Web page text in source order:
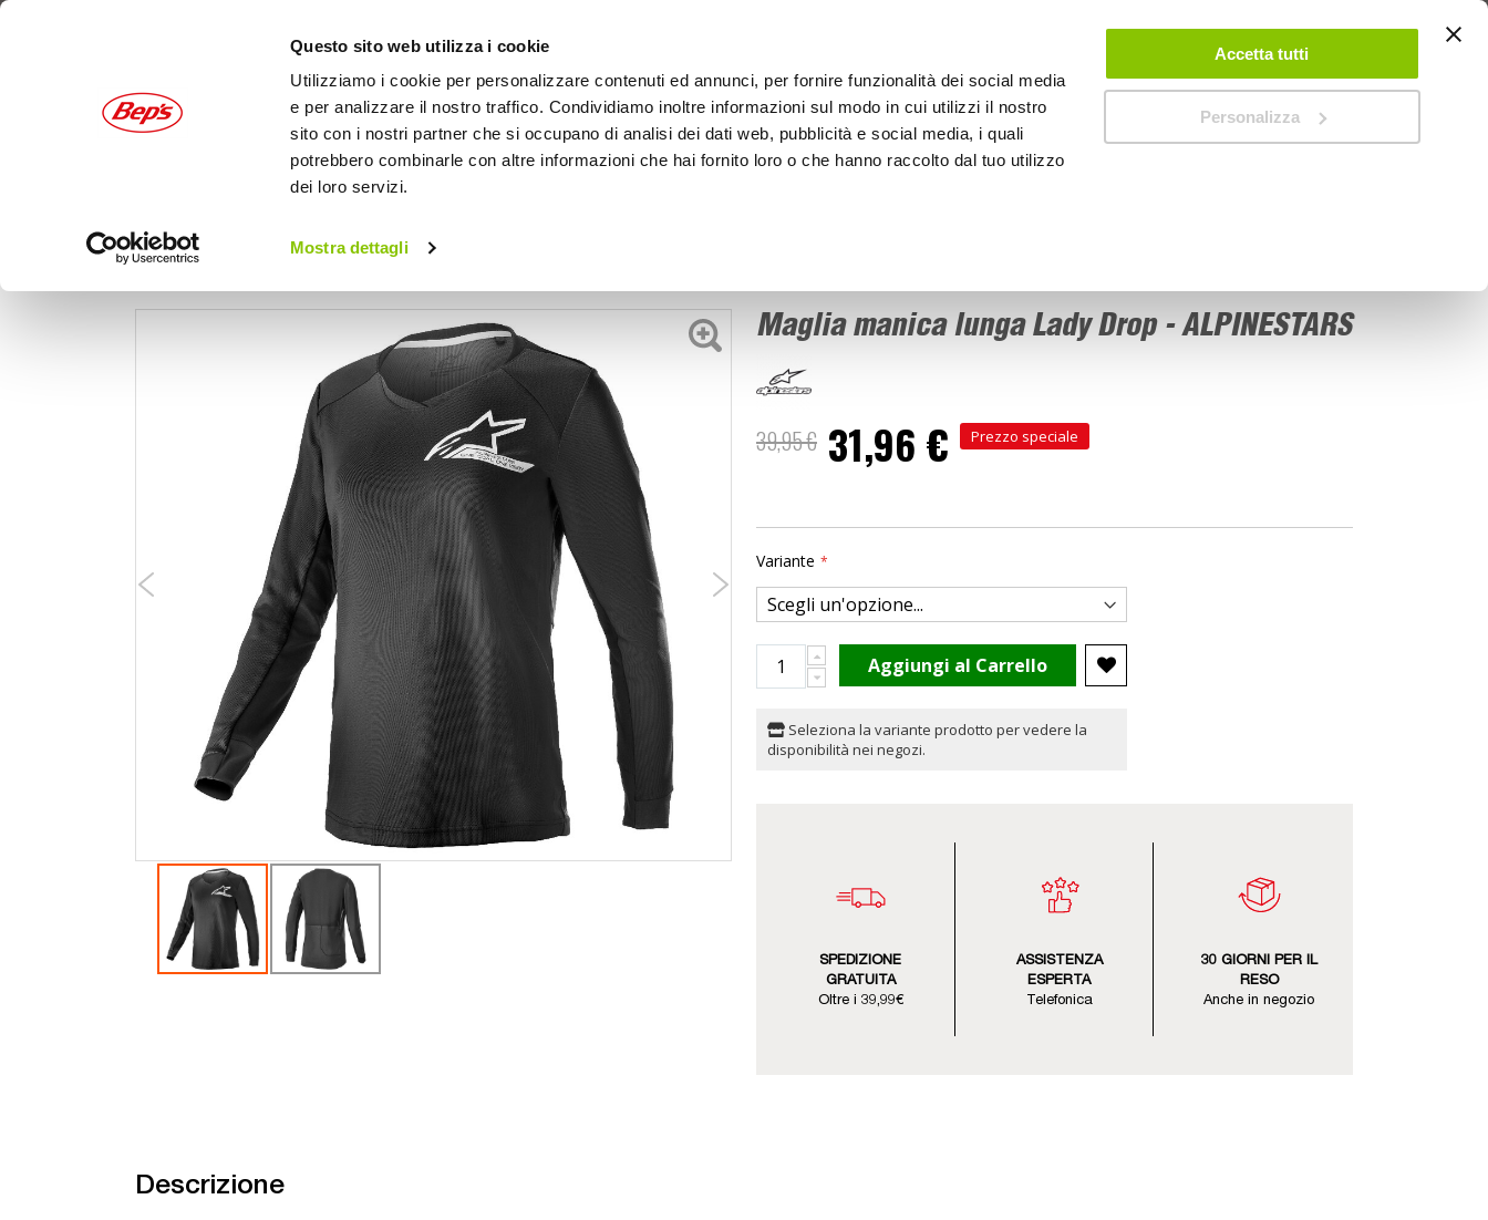
Questo sito web utilizza i cookie
Utilizziamo i cookie per personalizzare contenuti ed annunci, per fornire funzionalità dei social media
e per analizzare il nostro traffico. Condividiamo inoltre informazioni sul modo in cui utilizzi il nostro
sito con i nostri partner che si occupano di analisi dei dati web, pubblicità e social media, i quali
potrebbero combinarle con altre informazioni che hai fornito loro o che hanno raccolto dal tuo utilizzo
dei loro servizi.
Mostra dettagli
Accetta tutti
Personalizza
CONTATTACI NEGOZI IL MIO NEGOZIO
Maglia manica lunga Lady Drop - ALPINESTARS
39,95 € 31,96 € Prezzo speciale
Variante
Aggiungi al Carrello
Seleziona la variante prodotto per vedere la
disponibilità nei negozi.
SPEDIZIONE
GRATUITA
Oltre i 39,99€
ASSISTENZA
ESPERTA
Telefonica
30 GIORNI PER IL
RESO
Anche in negozio
Descrizione